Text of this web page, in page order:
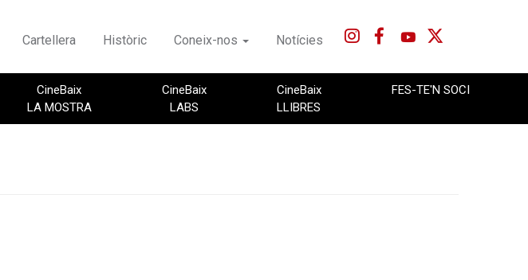
Cartellera Històric Coneix-nos Notícies
CineBaix
LA MOSTRA
CineBaix
LABS
CineBaix
LLIBRES
FES-TE'N SOCI